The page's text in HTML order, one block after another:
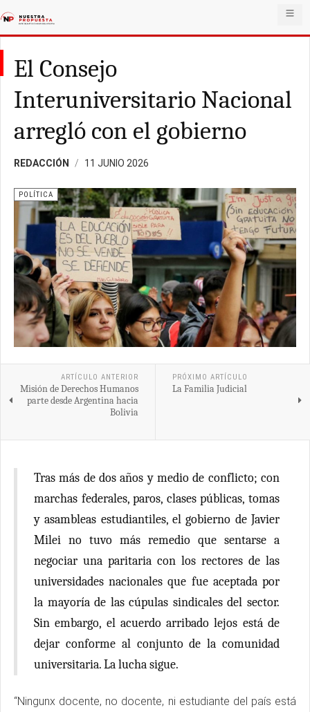
El Consejo
Interuniversitario Nacional
arregló con el gobierno
REDACCIÓN 11 JUNIO 2026
POLÍTICA
ARTÍCULO ANTERIOR
Misión de Derechos Humanos
parte desde Argentina hacia
Bolivia
PRÓXIMO ARTÍCULO
La Familia Judicial
Tras más de dos años y medio de conflicto; con
marchas federales, paros, clases públicas, tomas
y asambleas estudiantiles, el gobierno de Javier
Milei no tuvo más remedio que sentarse a
negociar una paritaria con los rectores de las
universidades nacionales que fue aceptada por
la mayoría de las cúpulas sindicales del sector.
Sin embargo, el acuerdo arribado lejos está de
dejar conforme al conjunto de la comunidad
universitaria. La lucha sigue.
“Ningunx docente, no docente, ni estudiante del país está